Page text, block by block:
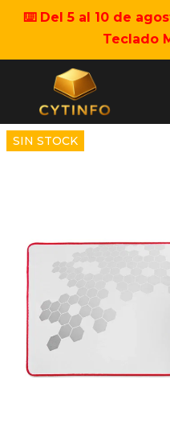
⌨️ Del 5 al 10 de
Teclado
SIN STOCK